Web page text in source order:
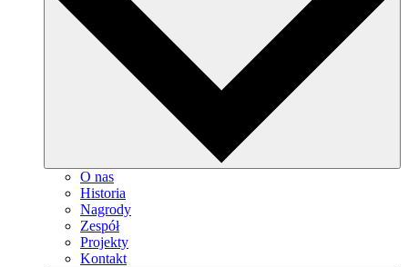
O nas
Historia
Nagrody
Zespół
Projekty
Kontakt